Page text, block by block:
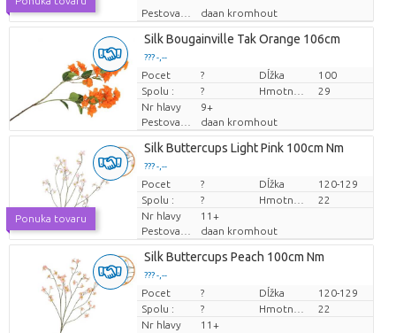
daan kromhout
Silk Bougainville Tak Orange 106cm
??? -,--
Cena za kus
Pocet ? Dĺžka
100
Spolu :
?
29
Nr hlavy
9+
daan kromhout
Ponuka tovaru
Silk Buttercups Light Pink 100cm Nm
??? -,--
Cena za kus
Pocet ? Dĺžka
120-129
Spolu :
?
22
Nr hlavy
11+
daan kromhout
Silk Buttercups Peach 100cm Nm
??? -,--
Cena za kus
Pocet ? Dĺžka
120-129
Spolu :
?
22
Nr hlavy
11+